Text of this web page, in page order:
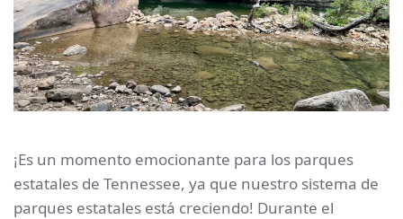
¡Es un momento emocionante para los parques
estatales de Tennessee, ya que nuestro sistema de
parques estatales está creciendo! Durante el